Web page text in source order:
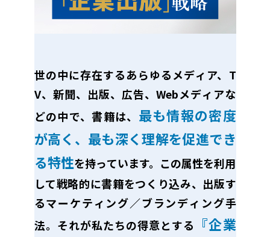
世の中に存在するあらゆるメディア、T
V、新聞、出版、広告、Webメディアな
どの中で、書籍は、 最も情報の密度
が高く、最も深く理解を促進でき
る特性を持っています。この属性を利用
して戦略的に書籍をつくり込み、出版す
るマーケティング／ブランディング手
法。それが私たちの得意とする
『企業